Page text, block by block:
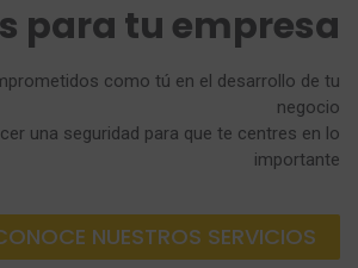
para tu empresa
como tú en el desarrollo de tu
negocio
una seguridad para que te centres en lo
importante
NUESTROS SERVICIOS